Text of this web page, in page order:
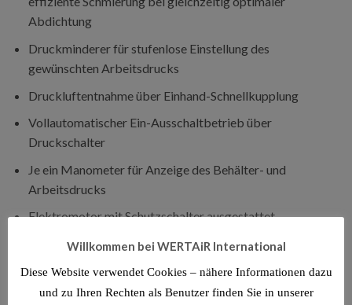
Abdichtung
Druckminderer für stufenlose Einstellung des
gewünschten Arbeitsdrucks
Druckluftentnahme über Einhand-Schnellkupplung
Vollautomatischer Ein-Ausschaltbetrieb über
Druckschalter
Je ein Manometer für Anzeige des Behälter- und
Arbeitsdrucks
Elektromotor mit Schutzschalter ausgestattet
Druckluftbehälter pulverbeschichtet
Zwei Kunststoffräder hinten
Willkommen bei WERTAiR International
Diese Website verwendet Cookies – nähere Informationen dazu
und zu Ihren Rechten als Benutzer finden Sie in unserer